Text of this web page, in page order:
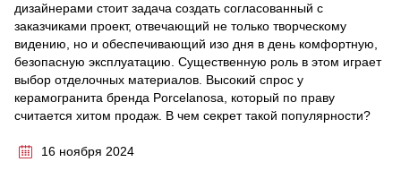
дизайнерами стоит задача создать согласованный с
заказчиками проект, отвечающий не только творческому
видению, но и обеспечивающий изо дня в день комфортную,
безопасную эксплуатацию. Существенную роль в этом играет
выбор отделочных материалов. Высокий спрос у
керамогранита бренда Porcelanosa, который по праву
считается хитом продаж. В чем секрет такой популярности?
16 ноября 2024